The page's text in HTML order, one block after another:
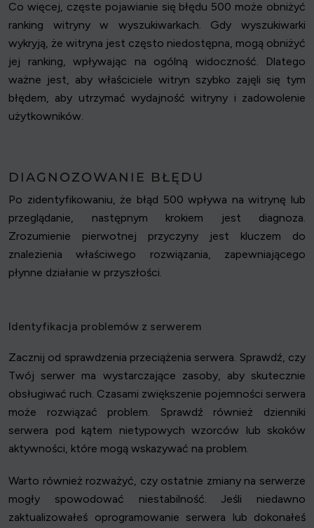
Co więcej, częste pojawianie się błędu 500 może obniżyć
ranking witryny w wyszukiwarkach. Gdy wyszukiwarki
wykryją, że witryna jest często niedostępna, mogą obniżyć
jej ranking, wpływając na ogólną widoczność. Dlatego
ważne jest, aby właściciele witryn szybko zajęli się tym
błędem, aby utrzymać wydajność witryny i zadowolenie
użytkowników.
DIAGNOZOWANIE BŁĘDU
Po zidentyfikowaniu, że błąd 500 wpływa na witrynę lub
przeglądanie, następnym krokiem jest diagnoza.
Zrozumienie pierwotnej przyczyny jest kluczem do
znalezienia właściwego rozwiązania, zapewniającego
płynne działanie w przyszłości.
Identyfikacja problemów z serwerem
Zacznij od sprawdzenia przeciążenia serwera. Sprawdź, czy
Twój serwer ma wystarczające zasoby, aby skutecznie
obsługiwać ruch. Czasami zwiększenie pojemności serwera
może rozwiązać problem. Sprawdź również dzienniki
serwera pod kątem nietypowych wzorców lub skoków
aktywności, które mogą wskazywać na problem.
Warto również rozważyć, czy ostatnie zmiany na serwerze
mogły spowodować niestabilność. Jeśli niedawno
zaktualizowałeś oprogramowanie serwera lub dokonałeś